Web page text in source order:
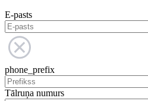
E-pasts
phone_prefix
Tālruņa numurs